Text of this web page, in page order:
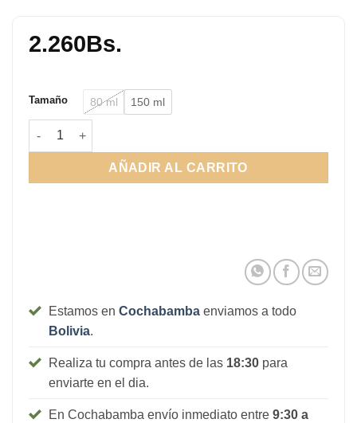
2.260Bs.
Tamaño 80 ml
150 ml
Good Girl cantidad
AÑADIR AL CARRITO
Estamos en Cochabamba enviamos a todo
Bolivia.
Realiza tu compra antes de las 18:30para
enviarte en el dia.
En Cochabamba envío inmediato entre 9:30 a